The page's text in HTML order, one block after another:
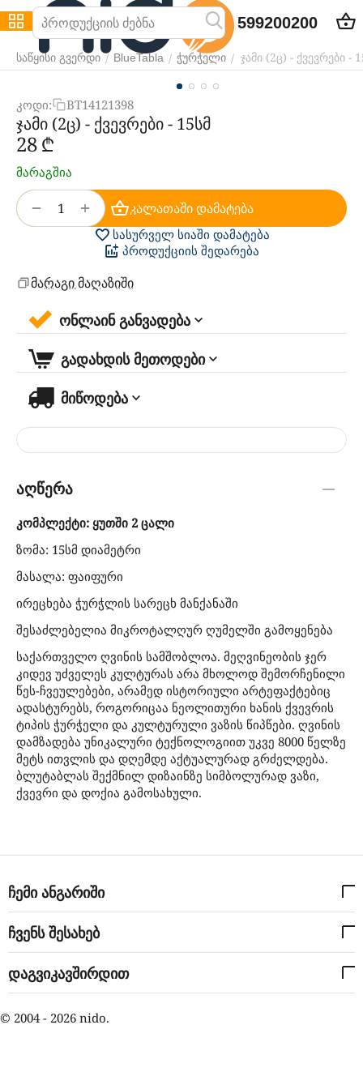
599200200
საწყისი გვერდი / BlueTabla / ჭურჭელი / ჯამი (2ც) - ქვევრები -
კოდი: BT14121398
ჯამი (2ც) - ქვევრები - 15სმ
‍28‍₾
მარაგშია
+
− კალათაში დამატება
სასურველ სიაში დამატება
პროდუქციის შედარება
მარაგი მაღაზიში
ონლაინ განვადება
გადახდის მეთოდები
მიწოდება
აღწერა
კომპლექტი: ყუთში 2 ცალი
ზომა: 15სმ დიამეტრი
მასალა: ფაიფური
ირეცხება ჭურჭლის სარეცხ მანქანაში
შესაძლებელია მიკროტალღურ ღუმელში გამოყენება
საქართველო ღვინის სამშობლოა. მეღვინეობის ჯერ
კიდევ უძველეს კულტურას არა მხოლოდ შემორჩენილი
წეს-ჩვეულებები, არამედ ისტორიული არტეფაქტებიც
ადასტურებს, როგორიცაა ნეოლითური ხანის ქვევრის
ტიპის ჭურჭელი და კულტურული ვაზის წიპწები. ღვინის
დამზადება უნიკალური ტექნოლოგიით უკვე 8000 წელზე
მეტს ითვლის და დღემდე აქტუალურად გრძელდება.
ბლუტაბლას შექმნილ დიზაინზე სიმბოლურად ვაზი,
ქვევრი და დოქია გამოსახული.
ჩემი ანგარიში
ჩვენს შესახებ
დაგვიკავშირდით
© 2004 - 2026 nido.